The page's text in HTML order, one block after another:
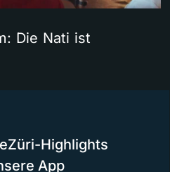
Die Nati ist
Highlights
App